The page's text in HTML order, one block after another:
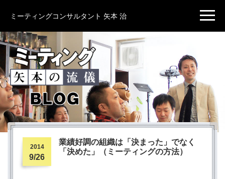
ミーティングコンサルタント 矢本 治
ミーティング 矢本の流儀BLOG
2014
9/26
業績好調の組織は「決まった」でなく
「決めた」（ミーティングの方法）